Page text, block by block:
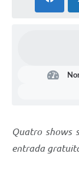
COVID - 19
Jornal (Edições
Uso de Internet e
Quatro shows
entrada